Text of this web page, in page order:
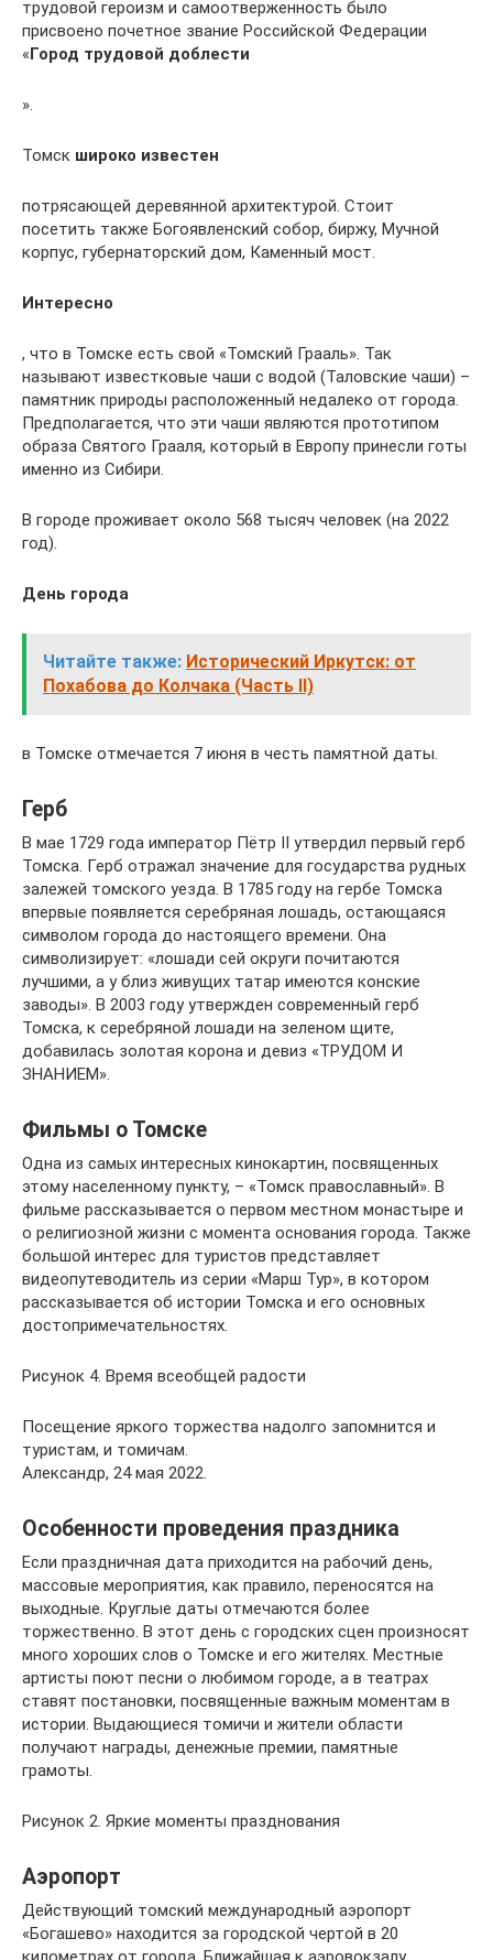
трудовой героизм и самоотверженность было
присвоено почетное звание Российской Федерации
«Город трудовой доблести
».
Томск широко известен
потрясающей деревянной архитектурой. Стоит
посетить также Богоявленский собор, биржу, Мучной
корпус, губернаторский дом, Каменный мост.
Интересно
, что в Томске есть свой «Томский Грааль». Так
называют известковые чаши с водой (Таловские чаши) –
памятник природы расположенный недалеко от города.
Предполагается, что эти чаши являются прототипом
образа Святого Грааля, который в Европу принесли готы
именно из Сибири.
В городе проживает около 568 тысяч человек (на 2022
год).
День города
Читайте также: Исторический Иркутск: от
Похабова до Колчака (Часть II)
в Томске отмечается 7 июня в честь памятной даты.
Герб
В мае 1729 года император Пётр II утвердил первый герб
Томска. Герб отражал значение для государства рудных
залежей томского уезда. В 1785 году на гербе Томска
впервые появляется серебряная лошадь, остающаяся
символом города до настоящего времени. Она
символизирует: «лошади сей округи почитаются
лучшими, а у близ живущих татар имеются конские
заводы». В 2003 году утвержден современный герб
Томска, к серебряной лошади на зеленом щите,
добавилась золотая корона и девиз «ТРУДОМ И
ЗНАНИЕМ».
Фильмы о Томске
Одна из самых интересных кинокартин, посвященных
этому населенному пункту, – «Томск православный». В
фильме рассказывается о первом местном монастыре и
о религиозной жизни с момента основания города. Также
большой интерес для туристов представляет
видеопутеводитель из серии «Марш Тур», в котором
рассказывается об истории Томска и его основных
достопримечательностях.
Рисунок 4. Время всеобщей радости
Посещение яркого торжества надолго запомнится и
туристам, и томичам.
Александр, 24 мая 2022.
Особенности проведения праздника
Если праздничная дата приходится на рабочий день,
массовые мероприятия, как правило, переносятся на
выходные. Круглые даты отмечаются более
торжественно. В этот день с городских сцен произносят
много хороших слов о Томске и его жителях. Местные
артисты поют песни о любимом городе, а в театрах
ставят постановки, посвященные важным моментам в
истории. Выдающиеся томичи и жители области
получают награды, денежные премии, памятные
грамоты.
Рисунок 2. Яркие моменты празднования
Аэропорт
Действующий томский международный аэропорт
«Богашево» находится за городской чертой в 20